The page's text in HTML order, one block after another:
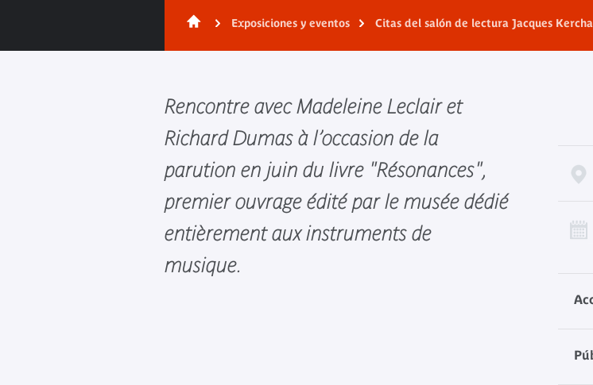
Exposiciones y eventos Citas del salón de lectura Jacques
Rencontre avec Madeleine Leclair et
Richard Dumas à l’occasion de la
parution en juin du livre "Résonances",
premier ouvrage édité par le musée dédié
entièrement aux instruments de
musique.